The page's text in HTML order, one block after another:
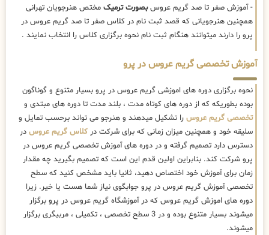
- آموزش صفر تا صد گریم عروسبصورت ترمیک مختص هنرجویان تهرانی
همچنین هنرجویانی که قصد ثبت نام در کلاس صفر تا صد گریم عروس در
پرو را دارند میتوانند هنگام ثبت نام نحوه برگزاری کلاس را انتخاب نمایند .
آموزش تخصصی گریم عروس در پرو
نحوه برگزاری دوره های اموزشی گریم عروس در پرو بسیار متنوع و گوناگون
بوده بطوریکه که از دوره های کوتاه مدت ، بلند مدت تا دوره های مبتدی و
تخصصی گریم عروس را تشکیل میدهند و هنرجو می تواند برحسب تمایل و
سلیقه خود و همچنین میزان زمانی که برای شرکت در کلاس گریم عروس در
دسترس دارد تصمیم گرفته و در دوره های آموزش تخصصی گریم عروس در
پرو شرکت کند. بنابراین اولین قدم این است که تصمیم بگیرید چه مقدار
زمان برای آموزش خود اختصاص دهید، ثانیا باید مشخص کنید که سطح
تخصصی آموزش گریم عروس در پرو جوابگوی نیاز شما هست یا خیر. زیرا
دوره های اموزش گریم عروس که در آموزشگاه گریم عروس در پرو برگزار
میشوند بسیار متنوع بوده و در 3 سطح تخصصی ، تکمیلی ، مربیگری برگزار
میشوند.